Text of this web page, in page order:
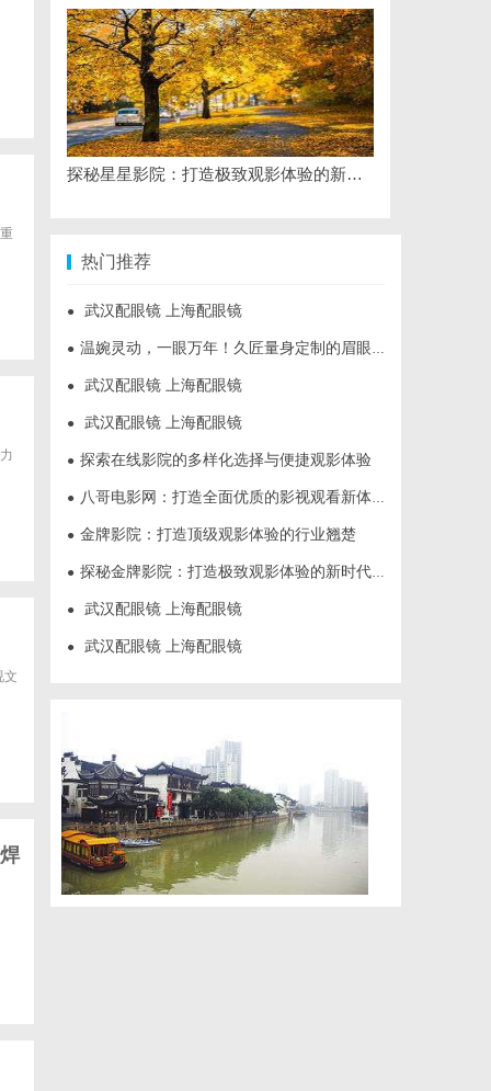
文
探秘星星影院：打造极致观影体验的新标杆
热门推荐
● 武汉配眼镜 上海配眼镜
● 温婉灵动，一眼万年！久匠量身定制的眉眼唇，才是你整张脸的点睛之笔！淡颜系女生的气质加分项
● 武汉配眼镜 上海配眼镜
● 武汉配眼镜 上海配眼镜
● 探索在线影院的多样化选择与便捷观影体验
● 八哥电影网：打造全面优质的影视观看新体验
● 金牌影院：打造顶级观影体验的行业翘楚
● 探秘金牌影院：打造极致观影体验的新时代标杆
● 武汉配眼镜 上海配眼镜
● 武汉配眼镜 上海配眼镜